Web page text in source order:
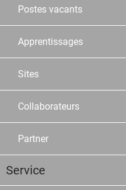
Postes vacants
Apprentissages
Sites
Collaborateurs
Partner
Service